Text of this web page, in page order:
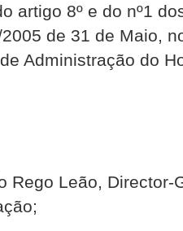
artigo 8º e do nº1
2005 de 31 de Maio,
Administração do
Rego Leão, Director-